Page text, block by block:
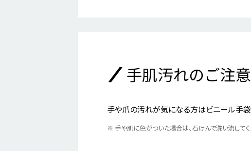
手肌汚れのご注意
手や爪の汚れが気になる方はビニール手袋
※ 手や肌に色がついた場合は、石けんで洗い流して